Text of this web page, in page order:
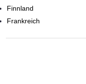
Finnland
Frankreich